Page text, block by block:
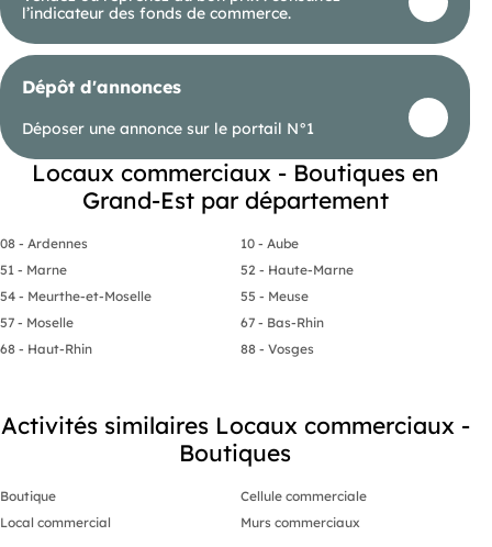
Prix de cession honoraires d’agence HT inclus : 89
000 €
Prix de cession hors honoraires d’agence : 84 550
€
Honoraires d'agence charge acquéreur : 4 450 €
HT + 890 € TVA, soit 5 340 € TTC
, : ,
-
l’indicateur des fonds de commerce.
Dépôt d'annonces
Déposer une annonce sur le portail N°1
Locaux commerciaux - Boutiques en
Grand-Est par département
08 - Ardennes
10 - Aube
51 - Marne
52 - Haute-Marne
54 - Meurthe-et-Moselle
55 - Meuse
57 - Moselle
67 - Bas-Rhin
68 - Haut-Rhin
88 - Vosges
Activités similaires Locaux commerciaux -
Boutiques
Boutique
Cellule commerciale
Local commercial
Murs commerciaux